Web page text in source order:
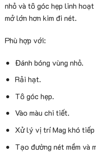
nhỏ và tô góc hẹp linh
mở lớn hơn kim đi nét.
Phù hợp với:
Đánh bóng vùng nhỏ.
Rải hạt.
Tô góc hẹp.
Vào màu chi tiết.
Xử lý vị trí Mag khó tiếp
Tạo đường nét mềm và